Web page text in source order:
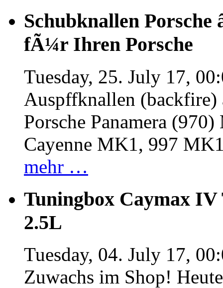
Schubknallen Porsche
fÃ¼r Ihren Porsche
Tuesday, 25. July 17,
Auspffknallen
Porsche Panamera
Cayenne MK1, 997
mehr …
Tuningbox Caymax IV
2.5L
Tuesday, 04. July 17,
Zuwachs im Shop!